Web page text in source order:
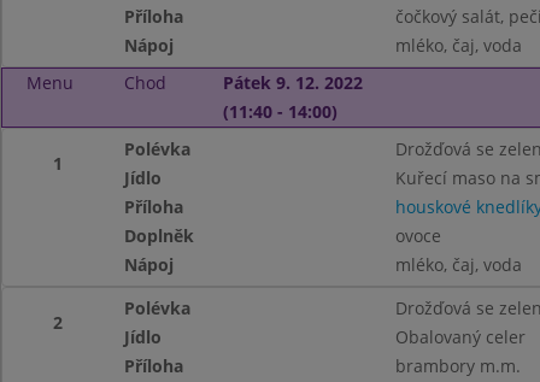
Příloha
čočkový salát,
Nápoj
mléko, čaj, voda
Menu
Chod
Pátek 9. 12. 2022
(11:40 - 14:00)
1
Polévka
Drožďová se
Jídlo
Kuřecí maso na
Příloha
houskové
Doplněk
ovoce
Nápoj
mléko, čaj, voda
2
Polévka
Drožďová se
Jídlo
Obalovaný celer
Příloha
brambory m.m.